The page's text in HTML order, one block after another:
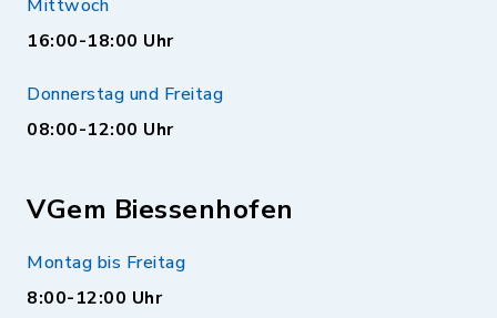
Mittwoch
16:00-18:00 Uhr
Donnerstag und Freitag
08:00-12:00 Uhr
VGem Biessenhofen
Montag bis Freitag
8:00-12:00 Uhr